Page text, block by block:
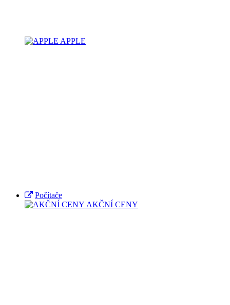
APPLE
Počítače
AKČNÍ CENY